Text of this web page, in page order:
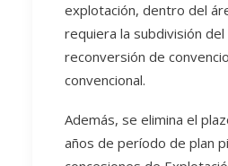
explotación, dentro del
requiera la subdivisión del
reconversión de
convencional.
Además, se elimina el
años de período de plan